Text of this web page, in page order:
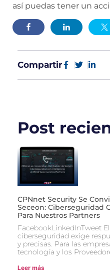
así puedas tener un
Compartir
Post
CPNnet Security Se
Seceon: Ciberseguridad
Para Nuestros Partners
FacebookLinkedInTweet
ciberseguridad exige
y precisas. Para las
tecnología y los
Leer más